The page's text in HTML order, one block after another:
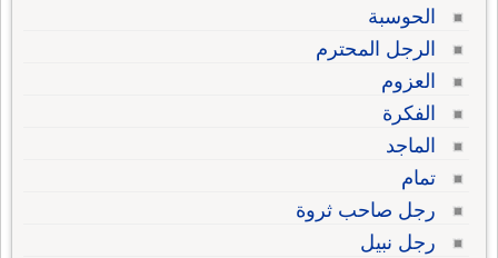
الحوسبة
الرجل المحترم
العزوم
الفكرة
الماجد
تمام
رجل صاحب ثروة
رجل نبيل